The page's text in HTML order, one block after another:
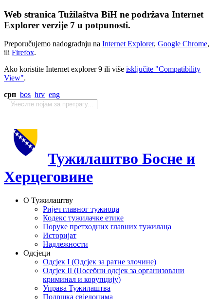
Web stranica Tužilaštva BiH ne podržava Internet
Explorer verzije 7 u potpunosti.
Preporučujemo nadogradnju na Internet Explorer, Google Chrome,
ili Firefox.
Ako koristite Internet explorer 9 ili više isključite "Compatibility
View".
срп bos hrv eng
Тужилаштво Босне и
Херцеговине
О Тужилаштву
Ријеч главног тужиоца
Кодекс тужилачке етике
Поруке претходних главних тужилаца
Историјат
Надлежности
Одсјеци
Одсјек I (Одсјек за ратне злочине)
Одсјек II (Посебни одсјек за организовани
криминал и корупцију)
Управа Тужилаштва
Подршка свједоцима